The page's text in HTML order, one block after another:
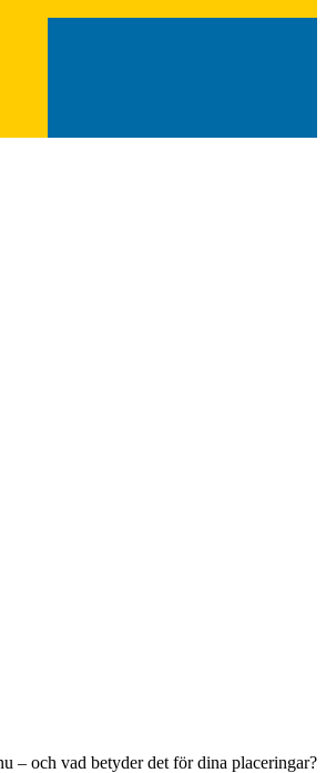
– och vad betyder det för dina placeringar?